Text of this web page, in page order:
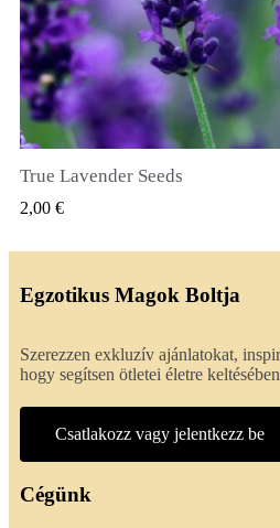
True Lavender Seeds
2,00 €
Egzotikus Magok Boltja
Szerezzen exkluzív ajánlatokat,
hogy segítsen ötletei életre
Csatlakozz vagy jelentkezz be
Cégünk